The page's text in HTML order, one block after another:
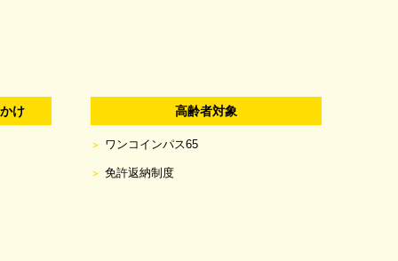
け 高齢者対象
ワンコインパス65
免許返納制度